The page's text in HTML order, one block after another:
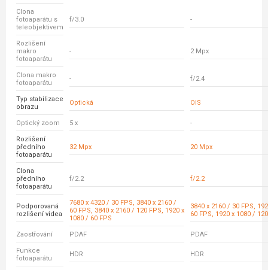
Clona
fotoaparátu s
teleobjektivem
f/3.0 -
Rozlišení
makro
fotoaparátu
- 2 Mpx
Clona makro
fotoaparátu
- f/2.4
Typ stabilizace
obrazu
Optická OIS
Optický zoom 5 x -
Rozlišení
předního
fotoaparátu
32 Mpx 20 Mpx
Clona
předního
fotoaparátu
f/2.2 f/2.2
Podporovaná
rozlišení videa
7680 x 4320 / 30 FPS, 3840 x 2160 /
60 FPS, 3840 x 2160 / 120 FPS, 1920 x
1080 / 60 FPS
3840 x 2160 / 30 FPS,
60 FPS, 1920 x 1080 /
Zaostřování PDAF PDAF
Funkce
fotoaparátu
HDR HDR